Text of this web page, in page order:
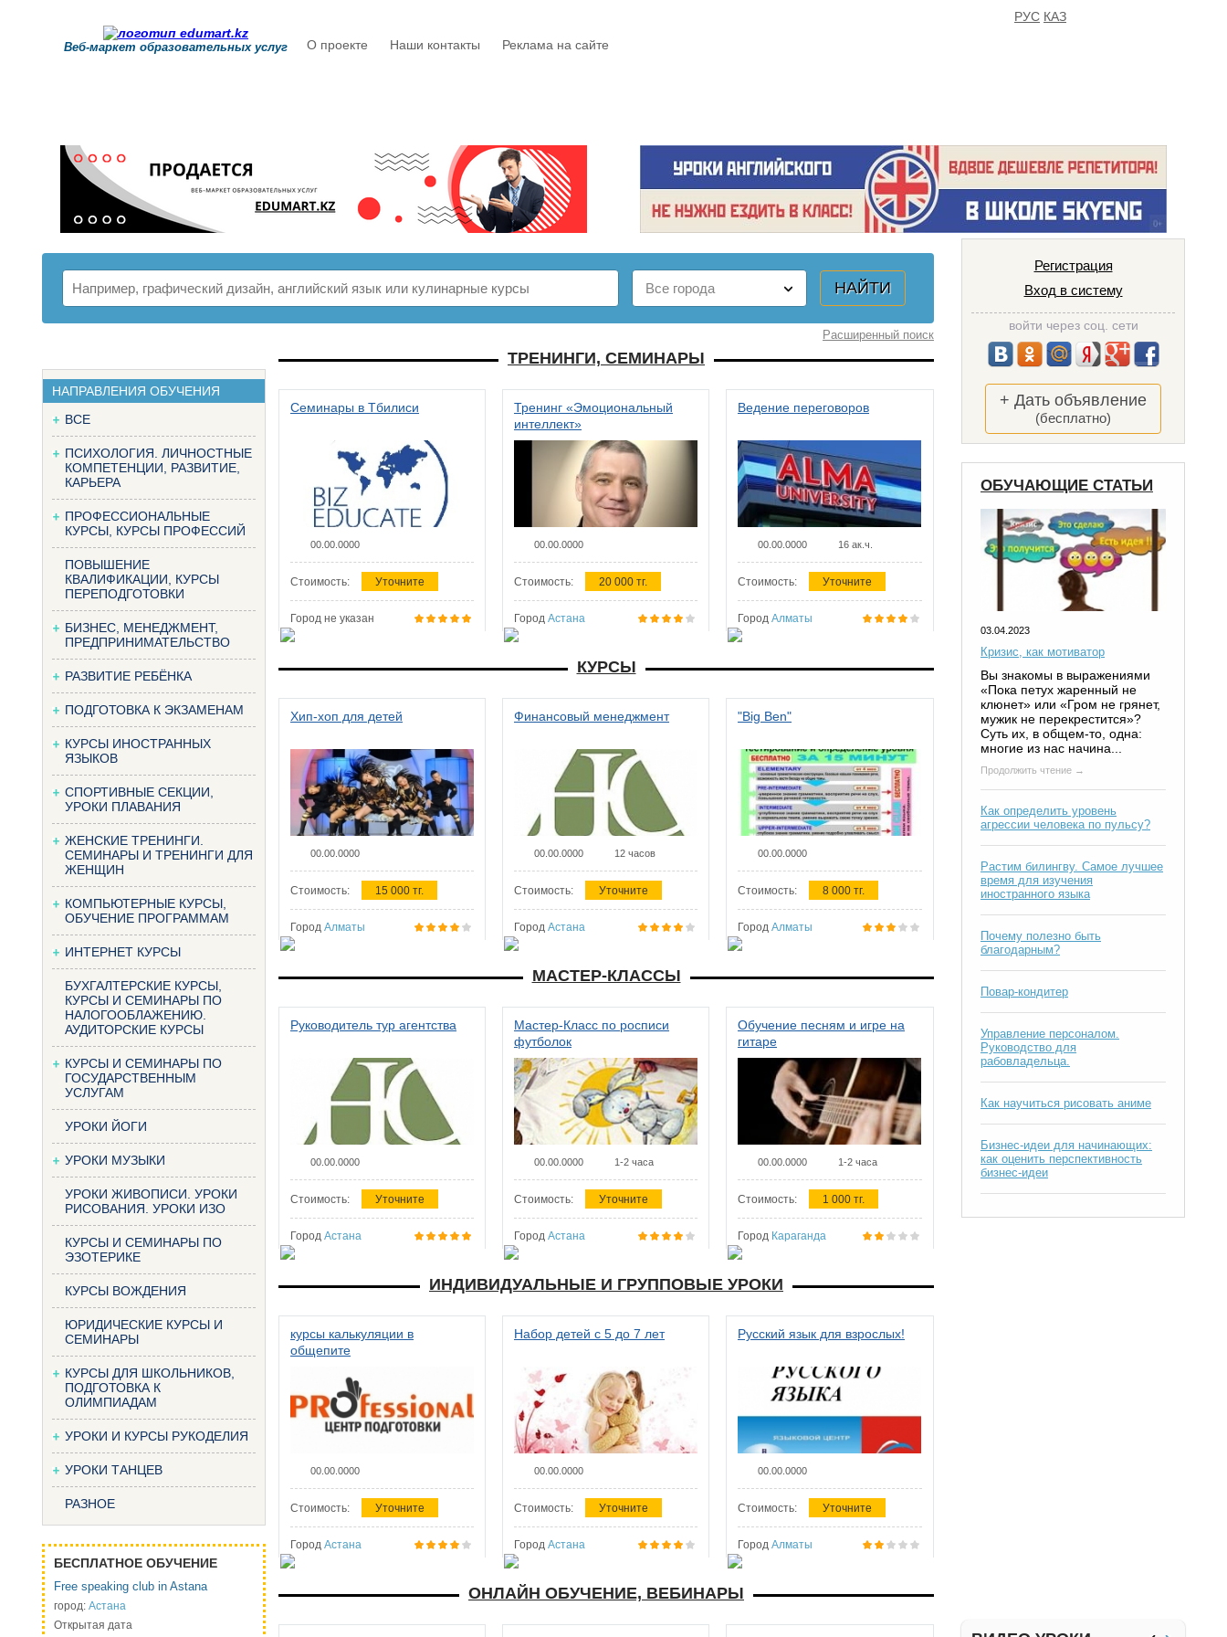
Веб-маркет образовательных услуг О проекте Наши контакты Реклама на сайте
РУС КАЗ
Расширенный поиск
НАПРАВЛЕНИЯ ОБУЧЕНИЯ
ВСЕ
ПСИХОЛОГИЯ. ЛИЧНОСТНЫЕ
КОМПЕТЕНЦИИ, РАЗВИТИЕ,
КАРЬЕРА
ПРОФЕССИОНАЛЬНЫЕ
КУРСЫ, КУРСЫ ПРОФЕССИЙ
ПОВЫШЕНИЕ
КВАЛИФИКАЦИИ, КУРСЫ
ПЕРЕПОДГОТОВКИ
БИЗНЕС, МЕНЕДЖМЕНТ,
ПРЕДПРИНИМАТЕЛЬСТВО
РАЗВИТИЕ РЕБЁНКА
ПОДГОТОВКА К ЭКЗАМЕНАМ
КУРСЫ ИНОСТРАННЫХ
ЯЗЫКОВ
СПОРТИВНЫЕ СЕКЦИИ,
УРОКИ ПЛАВАНИЯ
ЖЕНСКИЕ ТРЕНИНГИ.
СЕМИНАРЫ И ТРЕНИНГИ ДЛЯ
ЖЕНЩИН
КОМПЬЮТЕРНЫЕ КУРСЫ,
ОБУЧЕНИЕ ПРОГРАММАМ
ИНТЕРНЕТ КУРСЫ
БУХГАЛТЕРСКИЕ КУРСЫ,
КУРСЫ И СЕМИНАРЫ ПО
НАЛОГООБЛАЖЕНИЮ.
АУДИТОРСКИЕ КУРСЫ
КУРСЫ И СЕМИНАРЫ ПО
ГОСУДАРСТВЕННЫМ
УСЛУГАМ
УРОКИ ЙОГИ
УРОКИ МУЗЫКИ
УРОКИ ЖИВОПИСИ. УРОКИ
РИСОВАНИЯ. УРОКИ ИЗО
КУРСЫ И СЕМИНАРЫ ПО
ЭЗОТЕРИКЕ
КУРСЫ ВОЖДЕНИЯ
ЮРИДИЧЕСКИЕ КУРСЫ И
СЕМИНАРЫ
КУРСЫ ДЛЯ ШКОЛЬНИКОВ,
ПОДГОТОВКА К
ОЛИМПИАДАМ
УРОКИ И КУРСЫ РУКОДЕЛИЯ
УРОКИ ТАНЦЕВ
РАЗНОЕ
БЕСПЛАТНОЕ ОБУЧЕНИЕ
Free speaking club in Astana
город: Астана
Открытая дата
ТРЕНИНГИ, СЕМИНАРЫ
Семинары в Тбилиси
00.00.0000
Стоимость: Уточните
Город не указан
Тренинг «Эмоциональный
интеллект»
00.00.0000
Стоимость: 20 000 тг.
Город Астана
Ведение переговоров
00.00.0000 16 ак.ч.
Стоимость: Уточните
Город Алматы
КУРСЫ
Хип-хоп для детей
00.00.0000
Стоимость: 15 000 тг.
Город Алматы
Финансовый менеджмент
00.00.0000 12 часов
Стоимость: Уточните
Город Астана
"Big Ben"
00.00.0000
Стоимость: 8 000 тг.
Город Алматы
МАСТЕР-КЛАССЫ
Руководитель тур агентства
00.00.0000
Стоимость: Уточните
Город Астана
Мастер-Класс по росписи
футболок
00.00.0000 1-2 часа
Стоимость: Уточните
Город Астана
Обучение песням и игре на
гитаре
00.00.0000 1-2 часа
Стоимость: 1 000 тг.
Город Караганда
ИНДИВИДУАЛЬНЫЕ И ГРУППОВЫЕ УРОКИ
курсы калькуляции в
общепите
00.00.0000
Стоимость: Уточните
Город Астана
Набор детей с 5 до 7 лет
00.00.0000
Стоимость: Уточните
Город Астана
Русский язык для взрослых!
00.00.0000
Стоимость: Уточните
Город Алматы
ОНЛАЙН ОБУЧЕНИЕ, ВЕБИНАРЫ
Регистрация
Вход в систему
войти через соц. сети
+ Дать объявление
(бесплатно)
ОБУЧАЮЩИЕ СТАТЬИ
03.04.2023
Кризис, как мотиватор
Вы знакомы в выражениями
«Пока петух жаренный не
клюнет» или «Гром не грянет,
мужик не перекрестится»?
Суть их, в общем-то, одна:
многие из нас начина...
Продолжить чтение →
Как определить уровень
агрессии человека по пульсу?
Растим билингву. Самое лучшее
время для изучения
иностранного языка
Почему полезно быть
благодарным?
Повар-кондитер
Управление персоналом.
Руководство для
рабовладельца.
Как научиться рисовать аниме
Бизнес-идеи для начинающих:
как оценить перспективность
бизнес-идеи